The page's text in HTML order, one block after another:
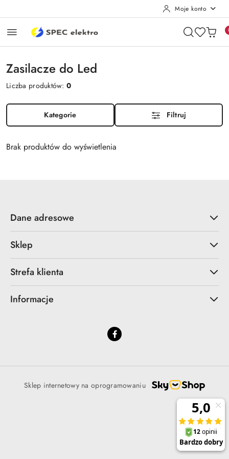
Moje konto
Zasilacze do Led
Liczba produktów:0
Kategorie Filtruj
Brak produktów do wyświetlenia
Dane adresowe
Sklep
Strefa klienta
Informacje
Sklep internetowy na oprogramowaniu